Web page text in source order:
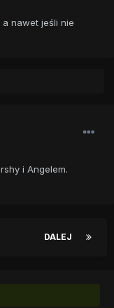
nawet jeśli nie
i Angelem.
DALEJ